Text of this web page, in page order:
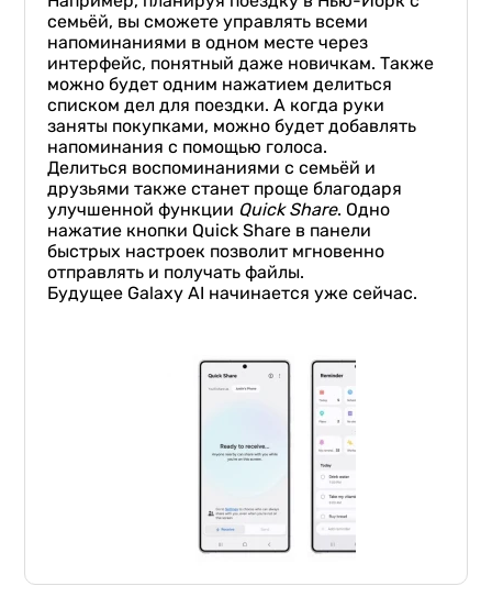
семьёй, вы сможете управлять всеми
напоминаниями в одном месте через
интерфейс, понятный даже новичкам. Также
можно будет одним нажатием делиться
списком дел для поездки. А когда руки
заняты покупками, можно будет добавлять
напоминания с помощью голоса.
Делиться воспоминаниями с семьёй и
друзьями также станет проще благодаря
улучшенной функции Quick Share. Одно
нажатие кнопки Quick Share в панели
быстрых настроек позволит мгновенно
отправлять и получать файлы.
Будущее Galaxy AI начинается уже сейчас.